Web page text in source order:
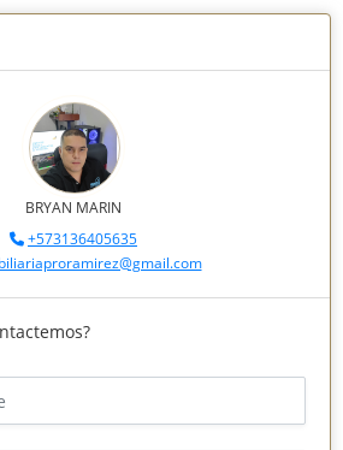
BRYAN MARIN
+573136405635